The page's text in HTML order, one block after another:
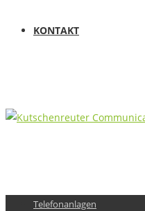
KONTAKT
Telefonanlagen